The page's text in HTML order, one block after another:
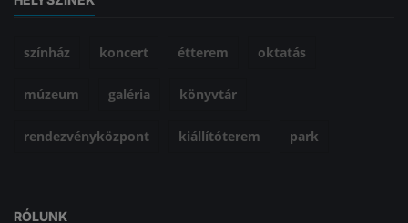
színház koncert étterem oktatás
múzeum galéria könyvtár
rendezvényközpont kiállítóterem park
RÓLUNK